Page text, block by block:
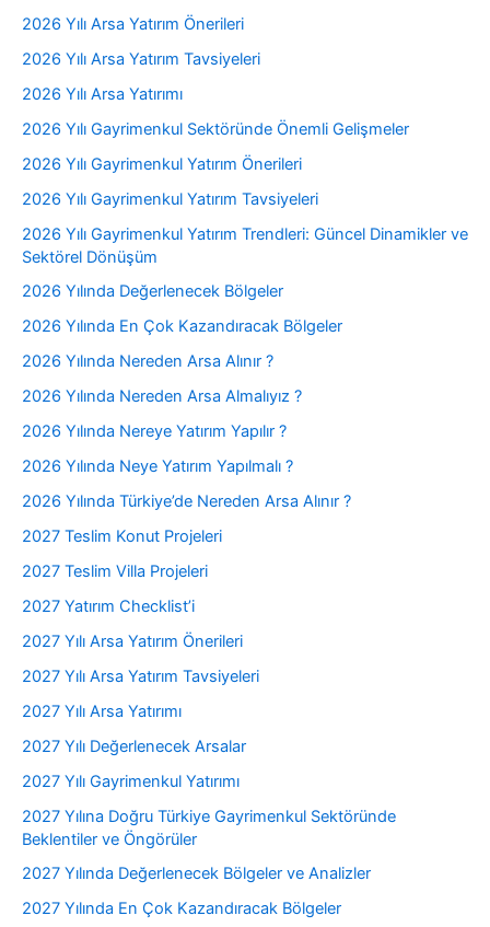
2026 Yılı Arsa Yatırım Önerileri
2026 Yılı Arsa Yatırım Tavsiyeleri
2026 Yılı Arsa Yatırımı
2026 Yılı Gayrimenkul Sektöründe Önemli Gelişmeler
2026 Yılı Gayrimenkul Yatırım Önerileri
2026 Yılı Gayrimenkul Yatırım Tavsiyeleri
2026 Yılı Gayrimenkul Yatırım Trendleri: Güncel Dinamikler ve
Sektörel Dönüşüm
2026 Yılında Değerlenecek Bölgeler
2026 Yılında En Çok Kazandıracak Bölgeler
2026 Yılında Nereden Arsa Alınır ?
2026 Yılında Nereden Arsa Almalıyız ?
2026 Yılında Nereye Yatırım Yapılır ?
2026 Yılında Neye Yatırım Yapılmalı ?
2026 Yılında Türkiye’de Nereden Arsa Alınır ?
2027 Teslim Konut Projeleri
2027 Teslim Villa Projeleri
2027 Yatırım Checklist’i
2027 Yılı Arsa Yatırım Önerileri
2027 Yılı Arsa Yatırım Tavsiyeleri
2027 Yılı Arsa Yatırımı
2027 Yılı Değerlenecek Arsalar
2027 Yılı Gayrimenkul Yatırımı
2027 Yılına Doğru Türkiye Gayrimenkul Sektöründe
Beklentiler ve Öngörüler
2027 Yılında Değerlenecek Bölgeler ve Analizler
2027 Yılında En Çok Kazandıracak Bölgeler